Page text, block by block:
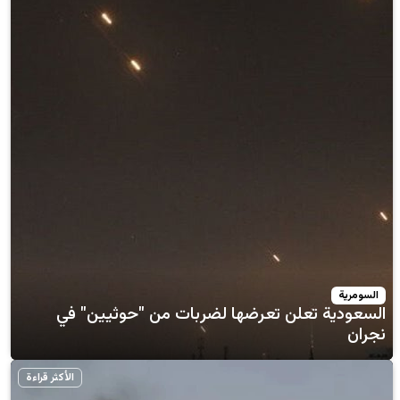
تعرضها لضربات من "حوثيين" في